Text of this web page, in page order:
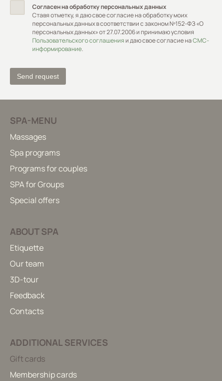
Согласен на обработку персональных данных
Ставя отметку, я даю свое согласие на обработку моих
персональных данных в соответствии с законом Nº152-ФЗ «О
персональных данных» от 27.07.2006 и принимаю условия
Пользовательского соглашенияи даю свое согласие наСМС-
информирование.
SPA-MENU
Massages
Spa programs
Programs for couples
SPA for Groups
Special offers
ABOUT SPA
Etiquette
Our team
3D-tour
Feedback
Contacts
ADDITIONAL SERVICES
Gift cards
Membership cards